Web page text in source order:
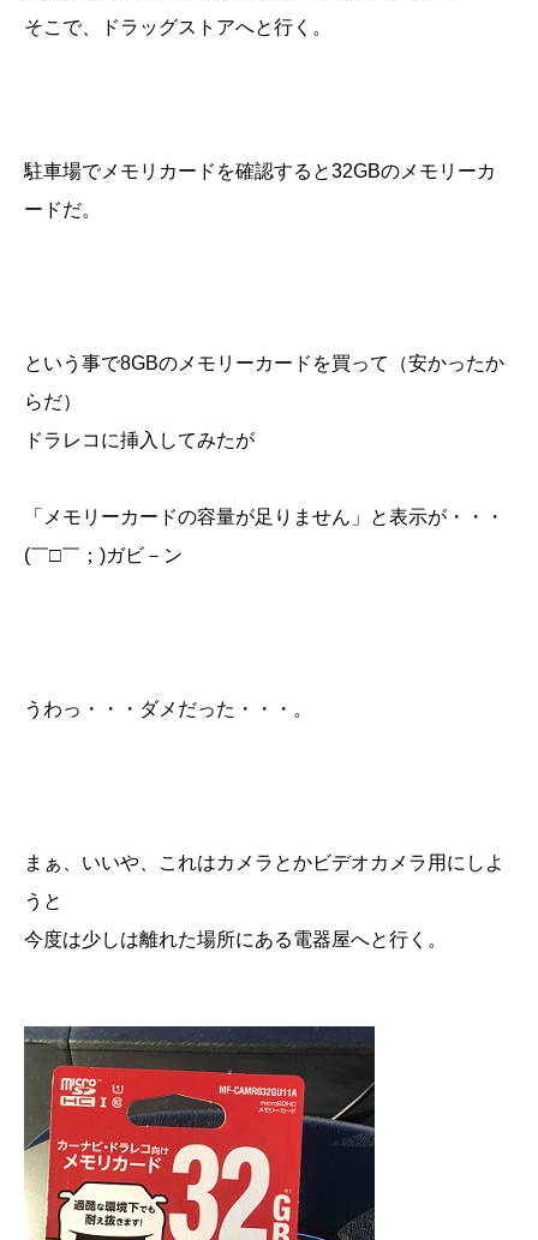
そこで、ドラッグストアへと行く。
駐車場でメモリカードを確認すると32GBのメモリーカ
ードだ。
という事で8GBのメモリーカードを買って（安かったか
らだ）
ドラレコに挿入してみたが
「メモリーカードの容量が足りません」と表示が・・・
(￣□￣；)ガビ－ン
うわっ・・・ダメだった・・・。
まぁ、いいや、これはカメラとかビデオカメラ用にしよ
うと
今度は少しは離れた場所にある電器屋へと行く。